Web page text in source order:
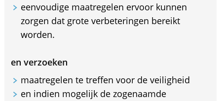
eenvoudige maatregelen ervoor kunnen
zorgen dat grote verbeteringen bereikt
worden.
en verzoeken
maatregelen te treffen voor de veiligheid
en indien mogelijk de zogenaamde